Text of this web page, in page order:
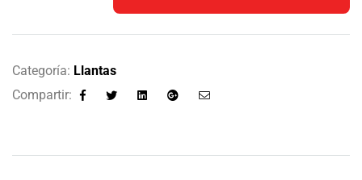
Categoría: Llantas
Compartir: